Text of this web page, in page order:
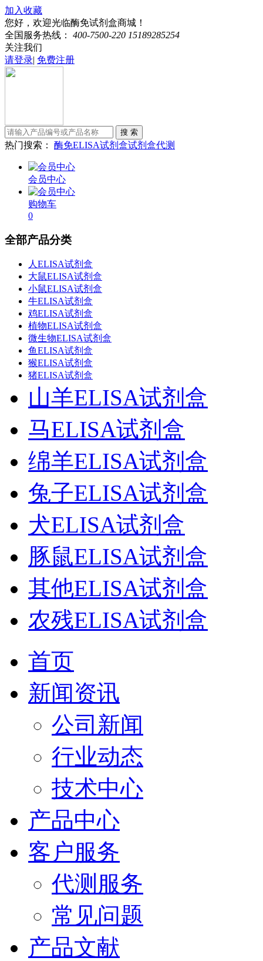
加入收藏
您好，欢迎光临酶免试剂盒商城！
全国服务热线：
400-7500-220 15189285254
关注我们
请登录| 免费注册
热门搜索： 酶免ELISA试剂盒试剂盒代测
会员中心
购物车
0
全部产品分类
人ELISA试剂盒
大鼠ELISA试剂盒
小鼠ELISA试剂盒
牛ELISA试剂盒
鸡ELISA试剂盒
植物ELISA试剂盒
微生物ELISA试剂盒
鱼ELISA试剂盒
猴ELISA试剂盒
猪ELISA试剂盒
山羊ELISA试剂盒
马ELISA试剂盒
绵羊ELISA试剂盒
兔子ELISA试剂盒
犬ELISA试剂盒
豚鼠ELISA试剂盒
其他ELISA试剂盒
农残ELISA试剂盒
首页
新闻资讯
公司新闻
行业动态
技术中心
产品中心
客户服务
代测服务
常见问题
产品文献